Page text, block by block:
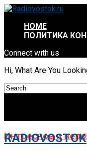
HOME
ПОЛИТИКА
Connect with us
Hi, What Are You
RADIOVOSTOK
Интресное и